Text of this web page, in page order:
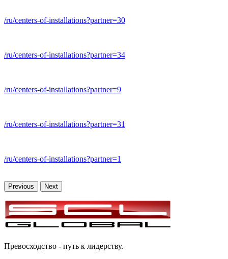
/ru/centers-of-installations?partner=30
/ru/centers-of-installations?partner=34
/ru/centers-of-installations?partner=9
/ru/centers-of-installations?partner=31
/ru/centers-of-installations?partner=1
Previous Next
Превосходство - путь к лидерству.